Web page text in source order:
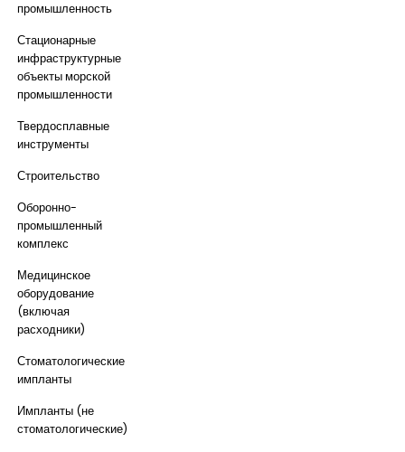
промышленность
Стационарные
инфраструктурные
объекты морской
промышленности
Твердосплавные
инструменты
Строительство
Оборонно-
промышленный
комплекс
Медицинское
оборудование
(включая
расходники)
Стоматологические
импланты
Импланты (не
стоматологические)